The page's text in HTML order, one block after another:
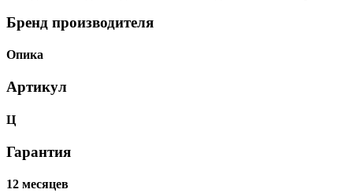
Бренд производителя
Опика
Артикул
Ц
Гарантия
12 месяцев